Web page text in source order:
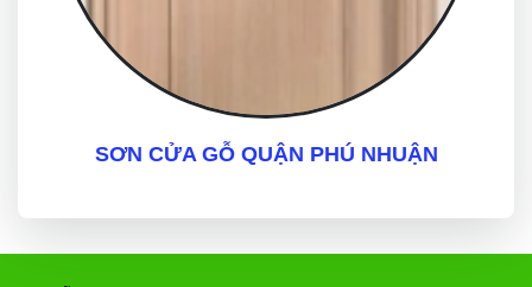
SƠN CỬA GỖ QUẬN PHÚ NHUẬN